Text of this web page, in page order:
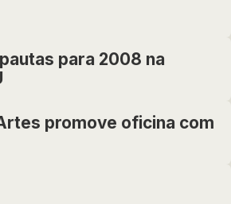
para 2008 na
promove oficina com